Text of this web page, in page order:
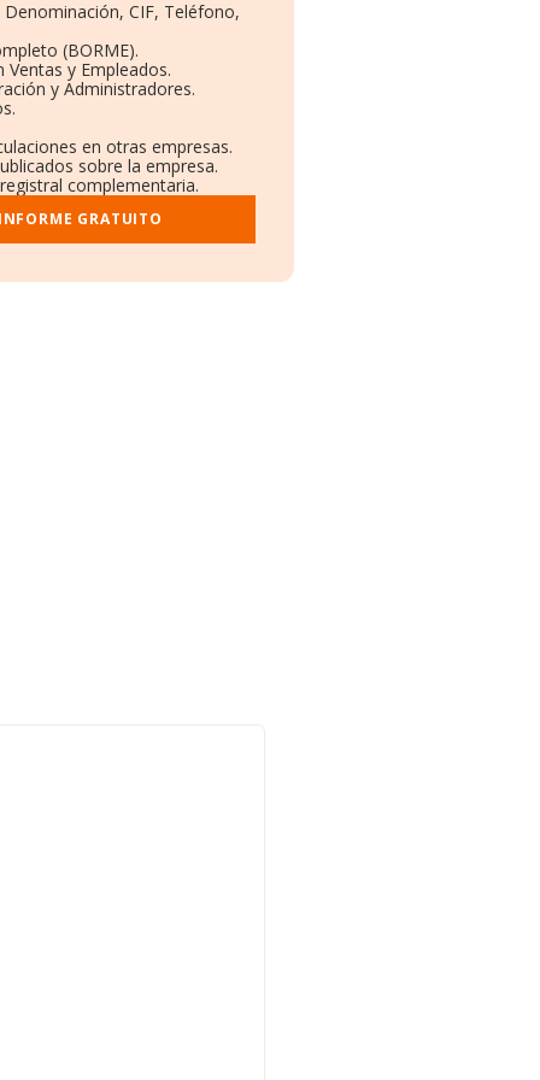
CIF, Teléfono,
(BORME).
Ventas y Empleados.
y Administradores.
en otras empresas.
sobre la empresa.
complementaria.
GRATUITO